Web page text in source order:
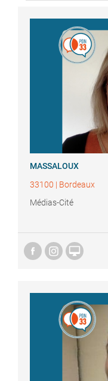
MASSALOUX
33100 | Bordeaux
Médias-Cité
